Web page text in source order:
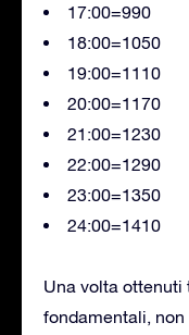
17:00=990
18:00=1050
19:00=1110
20:00=1170
21:00=1230
22:00=1290
23:00=1350
24:00=1410
Una volta
fondamentali,